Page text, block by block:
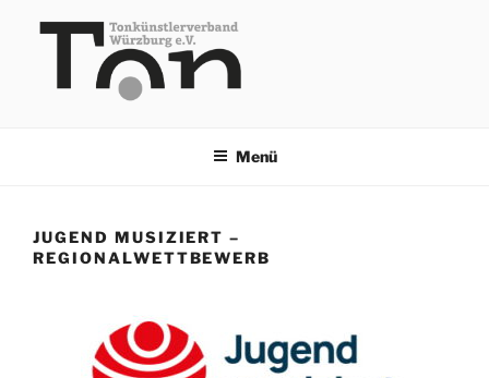
Inhalt
Menü
JUGEND MUSIZIERT –
REGIONALWETTBEWERB